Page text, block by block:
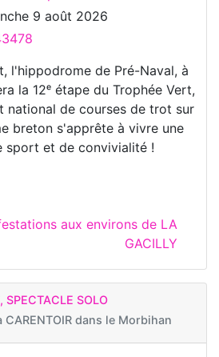
9 août 2026
l'hippodrome de Pré-Naval, à
la 12ᵉ étape du Trophée Vert,
national de courses de trot sur
breton s'apprête à vivre une
sport et de convivialité !
aux environs de LA
GACILLY
SPECTACLE SOLO
CARENTOIR dans le Morbihan